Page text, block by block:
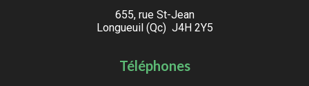
655, rue St-Jean
Longueuil (Qc) J4H 2Y5
Téléphones